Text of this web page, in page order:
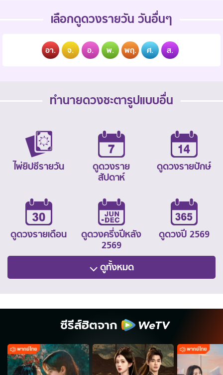
เลือกดูดวงรายวัน วันอื่นๆ
อา. จ. อ. พ. พฤ. ศ. ส.
ทำนายดวงชะตารูปแบบอื่น
ไพ่ยิปซีรายวัน
ดูดวงราย
สัปดาห์
ดูดวงรายปักษ์
ดูดวงรายเดือน
ดูดวงครึ่งปีหลัง
2569
ดูดวงปี 2569
ดูทั้งหมด
ซีรีส์ฮิตจาก